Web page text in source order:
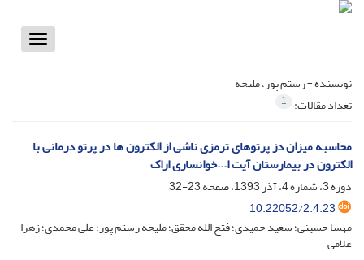
Toggle
نویسنده =رستم پور، ملیحه
تعداد مقالات: 1
محاسبه میزان دز پرتوهای ترمزی ناشی از الکترون ها در پرتو درمانی با
الکترون در بیمارستان آیت ا...خوانساری اراک
دوره 3، شماره 4، آذر 1393، صفحه
23-32
10.22052/2.4.23
مهسا حسینی؛ سعید حمیدی؛ فتح الله محقق؛ ملیحه رستم پور؛ علی محمدی؛ زهرا
غلامی